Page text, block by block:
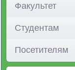
Факультет
Студентам
Посетителям